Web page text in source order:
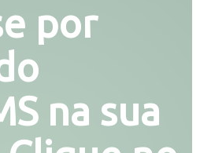
por
na sua